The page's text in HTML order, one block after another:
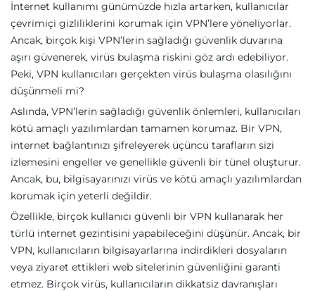
İnternet kullanımı günümüzde hızla artarken, kullanıcılar
çevrimiçi gizliliklerini korumak için VPN’lere yöneliyorlar.
Ancak, birçok kişi VPN’lerin sağladığı güvenlik duvarına
aşırı güvenerek, virüs bulaşma riskini göz ardı edebiliyor.
Peki, VPN kullanıcıları gerçekten virüs bulaşma olasılığını
düşünmeli mi?
Aslında, VPN’lerin sağladığı güvenlik önlemleri, kullanıcıları
kötü amaçlı yazılımlardan tamamen korumaz. Bir VPN,
internet bağlantınızı şifreleyerek üçüncü tarafların sizi
izlemesini engeller ve genellikle güvenli bir tünel oluşturur.
Ancak, bu, bilgisayarınızı virüs ve kötü amaçlı yazılımlardan
korumak için yeterli değildir.
Özellikle, birçok kullanıcı güvenli bir VPN kullanarak her
türlü internet gezintisini yapabileceğini düşünür. Ancak, bir
VPN, kullanıcıların bilgisayarlarına indirdikleri dosyaların
veya ziyaret ettikleri web sitelerinin güvenliğini garanti
etmez. Birçok virüs, kullanıcıların dikkatsiz davranışları